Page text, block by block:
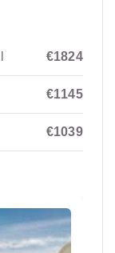
€1824
€1145
€1039